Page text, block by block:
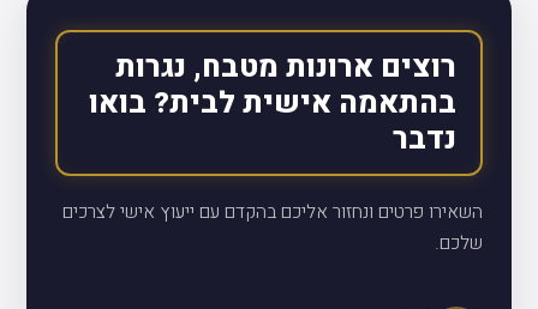
רוצים ארונות מטבח, נגרות
בהתאמה אישית לבית? בואו
נדבר
השאירו פרטים ונחזור אליכם בהקדם עם ייעוץ אישי לצרכים
שלכם.